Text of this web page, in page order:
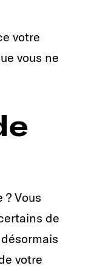
votre
vous ne
Vous
de
votre